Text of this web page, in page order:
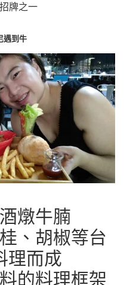
牌之一
遇到牛
燉牛腩
、胡椒等台
理而成
的料理框架